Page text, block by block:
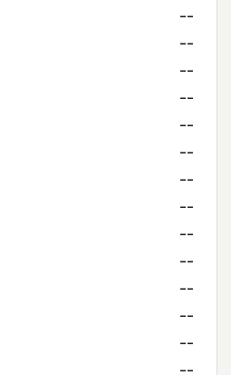
--
--
--
--
--
--
--
--
--
--
--
--
--
--